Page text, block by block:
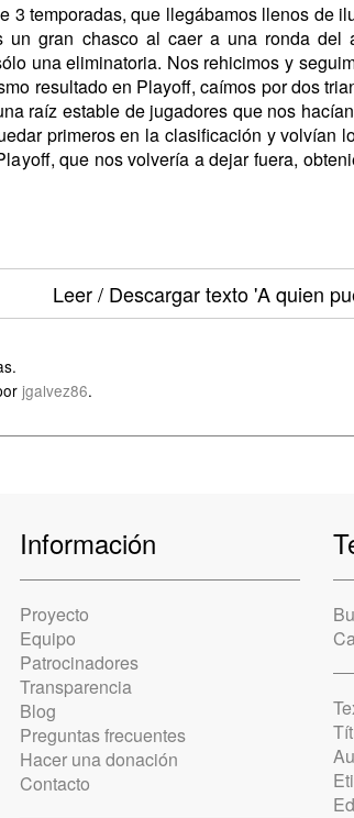
3 temporadas, que llegábamos llenos
un gran chasco al caer a una ronda
una eliminatoria. Nos rehicimos y
resultado en Playoff, caímos por dos
raíz estable de jugadores que nos
primeros en la clasificación y volvían
que nos volvería a dejar fuera,
Leer / Descargar texto'A quien
jgalvez86.
Información
Proyecto
Equipo
Patrocinadores
Transparencia
Blog
Preguntas frecuentes
Hacer una donación
Contacto